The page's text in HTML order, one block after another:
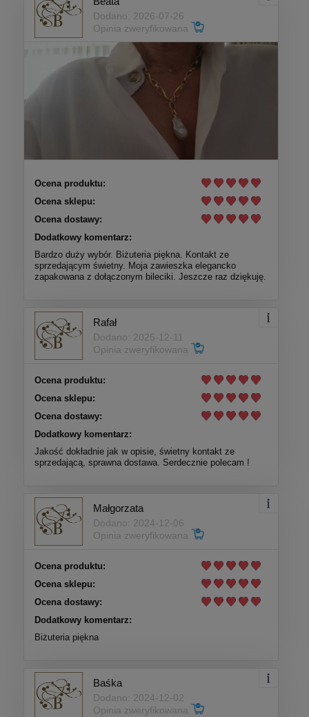
Dodano: 2026-07-26
Opinia zweryfikowana
Ocena produktu:
Ocena sklepu:
Ocena dostawy:
Dodatkowy komentarz:
Bardzo duży wybór. Biżuteria piękna. Kontakt ze
sprzedającym świetny. Moja zawieszka elegancko
zapakowana z dołączonym bileciki. Jeszcze raz dziękuję.
Rafał
Dodano: 2025-12-11
Opinia zweryfikowana
Ocena produktu:
Ocena sklepu:
Ocena dostawy:
Dodatkowy komentarz:
Jakość dokładnie jak w opisie, świetny kontakt ze
sprzedającą, sprawna dostawa. Serdecznie polecam !
Małgorzata
Dodano: 2024-12-06
Opinia zweryfikowana
Ocena produktu:
Ocena sklepu:
Ocena dostawy:
Dodatkowy komentarz:
Biżuteria piękna
Baśka
Dodano: 2024-12-02
Opinia zweryfikowana